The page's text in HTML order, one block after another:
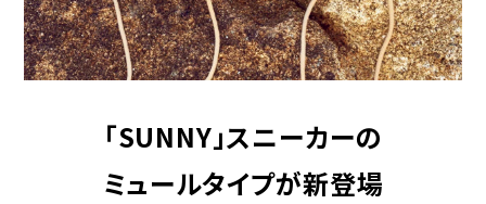
「SUNNY」スニーカーの
ミュールタイプが新登場